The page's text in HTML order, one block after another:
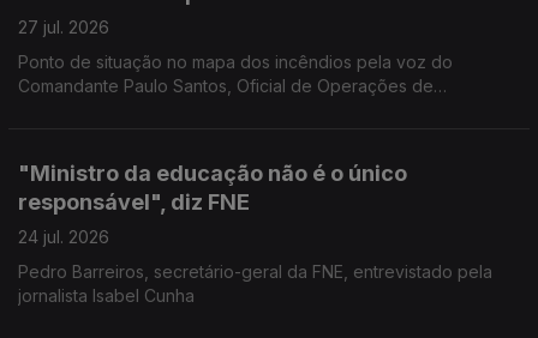
27 jul. 2026
Ponto de situação no mapa dos incêndios pela voz do
Comandante Paulo Santos, Oficial de Operações de
"Ministro da educação não é o único
responsável", diz FNE
24 jul. 2026
Pedro Barreiros, secretário-geral da FNE, entrevistado pela
jornalista Isabel Cunha